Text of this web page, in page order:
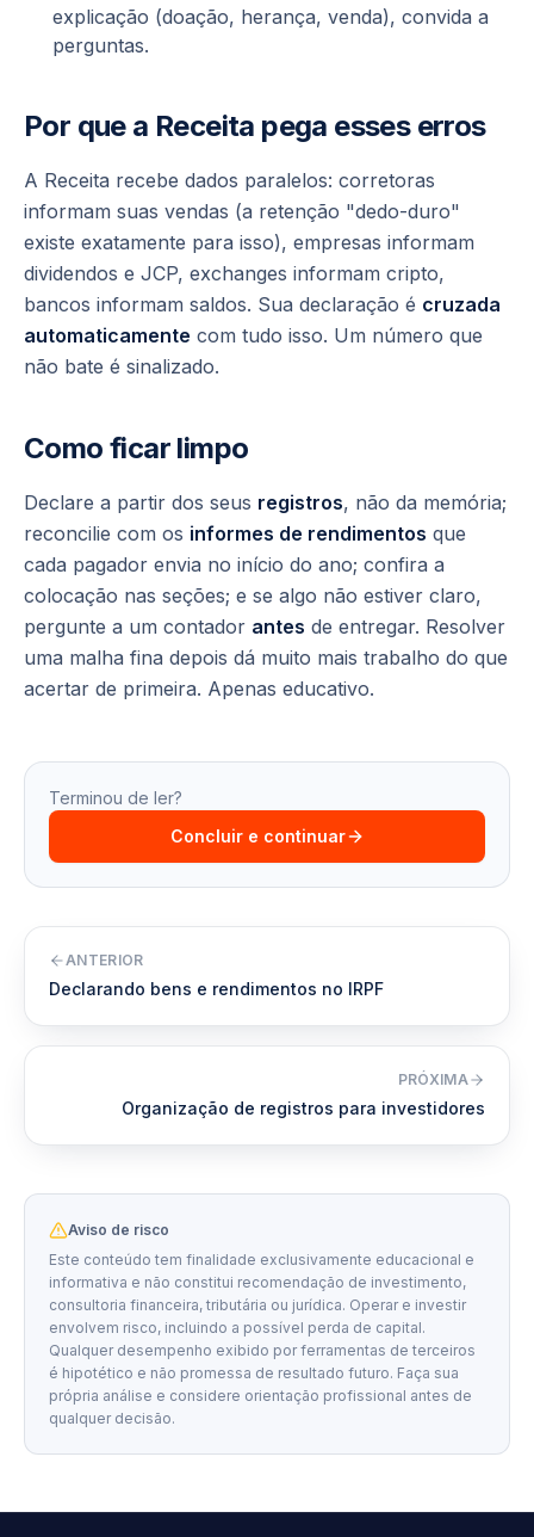
explicação (doação, herança, venda), convida a
perguntas.
Por que a Receita pega esses erros
A Receita recebe dados paralelos: corretoras
informam suas vendas (a retenção "dedo-duro"
existe exatamente para isso), empresas informam
dividendos e JCP, exchanges informam cripto,
bancos informam saldos. Sua declaração é cruzada
automaticamente com tudo isso. Um número que
não bate é sinalizado.
Como ficar limpo
Declare a partir dos seus registros, não da memória;
reconcilie com os informes de rendimentos que
cada pagador envia no início do ano; confira a
colocação nas seções; e se algo não estiver claro,
pergunte a um contador antes de entregar. Resolver
uma malha fina depois dá muito mais trabalho do que
acertar de primeira. Apenas educativo.
Terminou de ler?
Concluir e continuar
ANTERIOR
Declarando bens e rendimentos no IRPF
PRÓXIMA
Organização de registros para investidores
Aviso de risco
Este conteúdo tem finalidade exclusivamente educacional e
informativa e não constitui recomendação de investimento,
consultoria financeira, tributária ou jurídica. Operar e investir
envolvem risco, incluindo a possível perda de capital.
Qualquer desempenho exibido por ferramentas de terceiros
é hipotético e não promessa de resultado futuro. Faça sua
própria análise e considere orientação profissional antes de
qualquer decisão.